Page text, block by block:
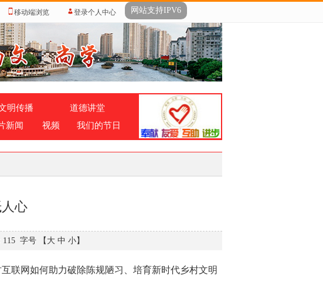
移动端浏览 登录个人中心 网站支持IPV6
明传播
道德讲堂
新闻 视频 我们的节日
心
115字号 【大 中 小】
联网如何助力破除陈规陋习、培育新时代乡村文明